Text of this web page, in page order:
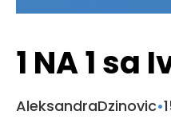
1 NA 1 sa
AleksandraDzinovic•